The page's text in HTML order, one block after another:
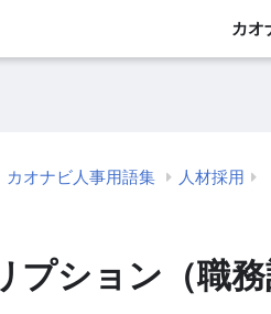
カオ
カオナビ人事用語集 人材採用
プション（職